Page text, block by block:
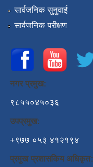
सार्वजनिक सुनुवाई
सार्वजनिक परीक्षण
नगर प्रमुख:
९८५५०४५०३६
उपप्रमुख:
+९७७ ०५३ ४१२१९४
प्रमुख प्रशासकिय अधिकृत: